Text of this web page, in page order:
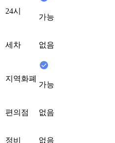
24시
가능
세차 없음
지역화폐
가능
편의점 없음
정비 없음